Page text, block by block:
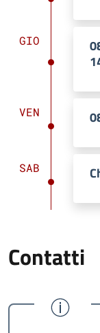
GIO
VEN
SAB
Contatti